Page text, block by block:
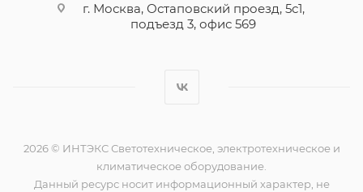
г. Москва, Остаповский проезд, 5с1,
подъезд 3, офис 569
2026 © ИНТЭКС Светотехническое, электротехническое и
климатическое оборудование.
Данный ресурс носит информационный характер, не